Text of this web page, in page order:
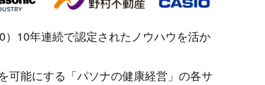
）10年連続で認定されたノウハウを活か
可能にする「パソナの健康経営」の各サ